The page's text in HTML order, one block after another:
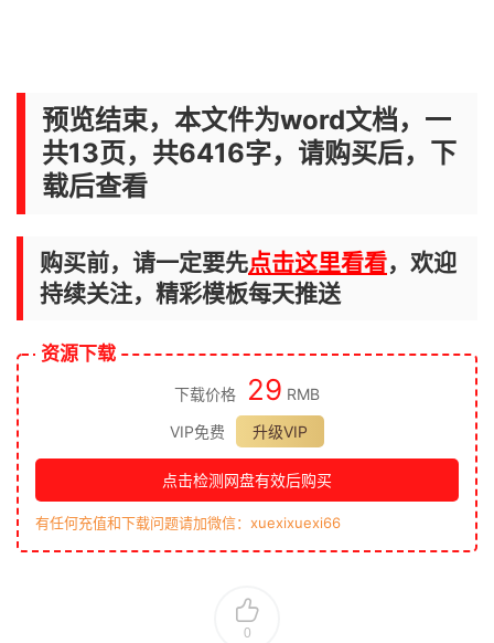
预览结束，本文件为word文档，一
共13页，共6416字，请购买后，下
载后查看
购买前，请一定要先点击这里看看，欢迎
持续关注，精彩模板每天推送
资源下载
下载价格 29 RMB
VIP免费
升级VIP
点击检测网盘有效后购买
有任何充值和下载问题请加微信：xuexixuexi66
0